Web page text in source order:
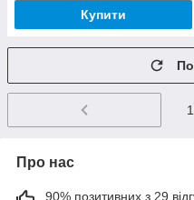
Купити
1
Про нас
90% позитивних з 29